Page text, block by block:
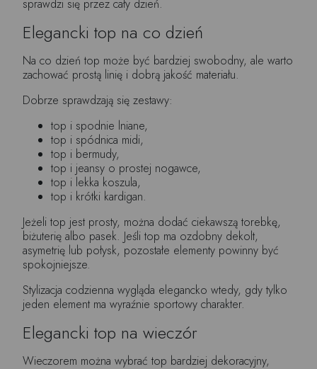
sprawdzi się przez cały dzień.
Elegancki top na co dzień
Na co dzień top może być bardziej swobodny, ale warto
zachować prostą linię i dobrą jakość materiału.
Dobrze sprawdzają się zestawy:
top i spodnie lniane,
top i spódnica midi,
top i bermudy,
top i jeansy o prostej nogawce,
top i lekka koszula,
top i krótki kardigan.
Jeżeli top jest prosty, można dodać ciekawszą torebkę,
biżuterię albo pasek. Jeśli top ma ozdobny dekolt,
asymetrię lub połysk, pozostałe elementy powinny być
spokojniejsze.
Stylizacja codzienna wygląda elegancko wtedy, gdy tylko
jeden element ma wyraźnie sportowy charakter.
Elegancki top na wieczór
Wieczorem można wybrać top bardziej dekoracyjny,